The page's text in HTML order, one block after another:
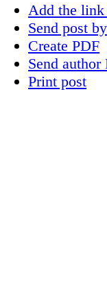
Add the
Send post
Create PDF
Send
Print post